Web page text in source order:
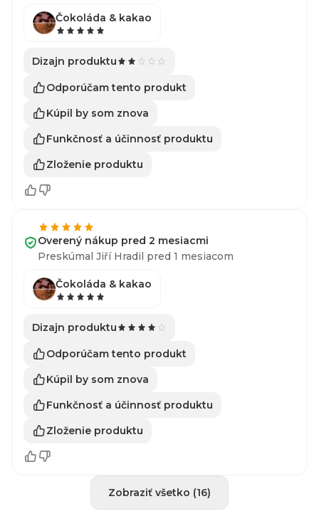
Čokoláda & kakao
Dizajn produktu
Odporúčam tento produkt
Kúpil by som znova
Funkčnosť a účinnosť produktu
Zloženie produktu
Overený nákup pred 2 mesiacmi
Preskúmal Jiří Hradil pred 1 mesiacom
Čokoláda & kakao
Dizajn produktu
Odporúčam tento produkt
Kúpil by som znova
Funkčnosť a účinnosť produktu
Zloženie produktu
Zobraziť všetko (16)